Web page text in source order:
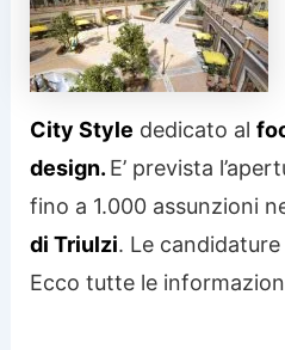
City Style dedicato al
design. E’ prevista
fino a 1.000 assunzioni
di Triulzi. Le
Ecco tutte le